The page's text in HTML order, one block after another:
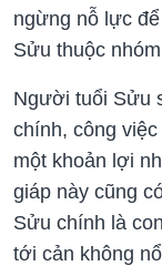
ngừng nỗ lực
Sửu thuộc
Người tuổi Sửu
chính, công
một khoản lợi
giáp này cũng
Sửu chính là
tới cản không